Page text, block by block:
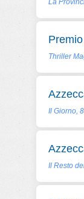
La
Thriller
Il Giorno,
Il Resto